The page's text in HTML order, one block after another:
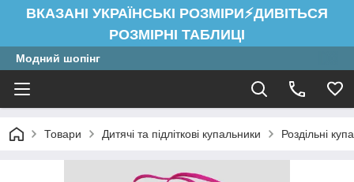
ВКАЗАНІ УКРАЇНСЬКІ РОЗМІРИ⚡ДИВІТЬСЯ
РОЗМІРНІ ТАБЛИЦІ
Модний шопінг
Товари Дитячі та підліткові купальники Роздільні